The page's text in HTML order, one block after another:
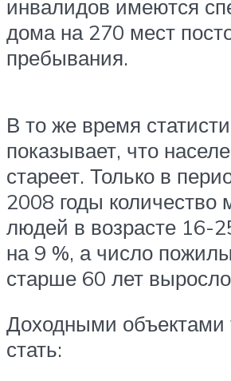
инвалидов имеются
дома на 270 мест
пребывания.
В то же время
показывает, что
стареет. Только в
2008 годы количество
людей в возрасте 16-
на 9 %, а число
старше 60 лет
Доходными объектами
стать: